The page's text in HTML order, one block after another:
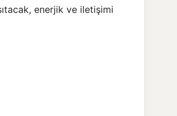
enerjik ve iletişimi